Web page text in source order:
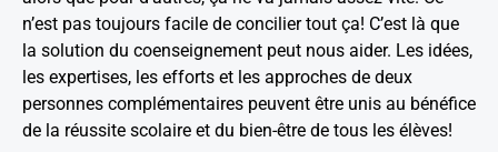
n’est pas toujours facile de concilier tout ça! C’est là que
la solution du coenseignement peut nous aider. Les idées,
les expertises, les efforts et les approches de deux
personnes complémentaires peuvent être unis au bénéfice
de la réussite scolaire et du bien-être de tous les élèves!